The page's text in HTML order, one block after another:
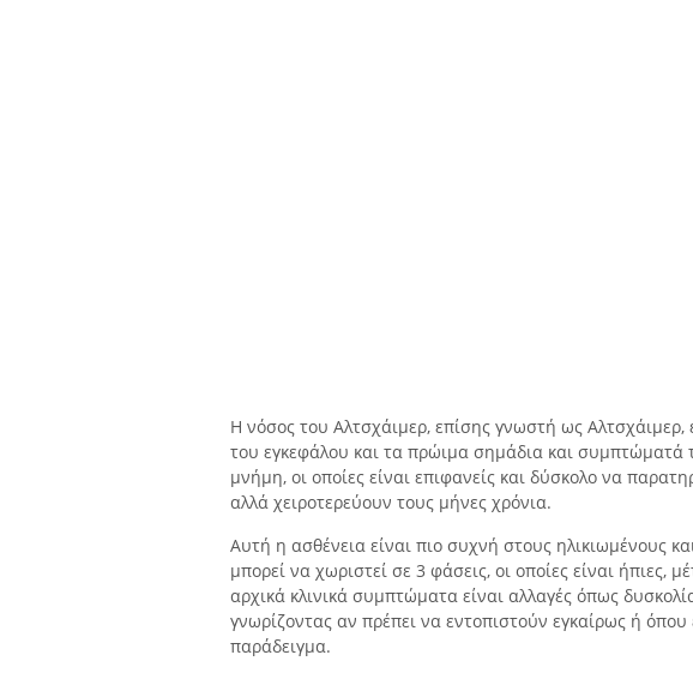
Η νόσος του Αλτσχάιμερ, επίσης γνωστή ως Αλτσχάιμερ,
του εγκεφάλου και τα πρώιμα σημάδια και συμπτώματά
μνήμη, οι οποίες είναι επιφανείς και δύσκολο να
αλλά χειροτερεύουν τους μήνες χρόνια.
Αυτή η ασθένεια είναι πιο συχνή στους ηλικιωμένους
μπορεί να χωριστεί σε 3 φάσεις, οι οποίες είναι ήπιες,
αρχικά κλινικά συμπτώματα είναι αλλαγές όπως
γνωρίζοντας αν πρέπει να εντοπιστούν εγκαίρως ή
παράδειγμα.